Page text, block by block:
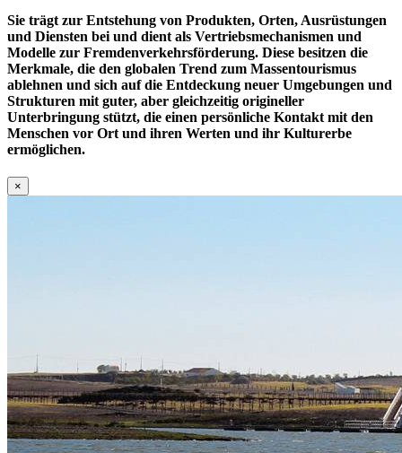
Sie trägt zur Entstehung von Produkten, Orten, Ausrüstungen
und Diensten bei und dient als Vertriebsmechanismen und
Modelle zur Fremdenverkehrsförderung. Diese besitzen die
Merkmale, die den globalen Trend zum Massentourismus
ablehnen und sich auf die Entdeckung neuer Umgebungen und
Strukturen mit guter, aber gleichzeitig origineller
Unterbringung stützt, die einen persönliche Kontakt mit den
Menschen vor Ort und ihren Werten und ihr Kulturerbe
ermöglichen.
×